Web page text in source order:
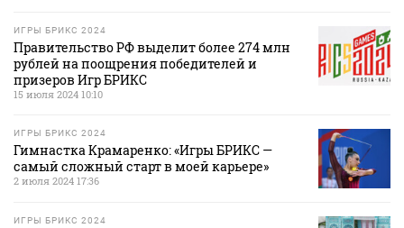
ИГРЫ БРИКС 2024
Правительство РФ выделит более 274 млн
рублей на поощрения победителей и
призеров Игр БРИКС
15 июля 2024 10:10
ИГРЫ БРИКС 2024
Гимнастка Крамаренко: «Игры БРИКС —
самый сложный старт в моей карьере»
2 июля 2024 17:36
ИГРЫ БРИКС 2024